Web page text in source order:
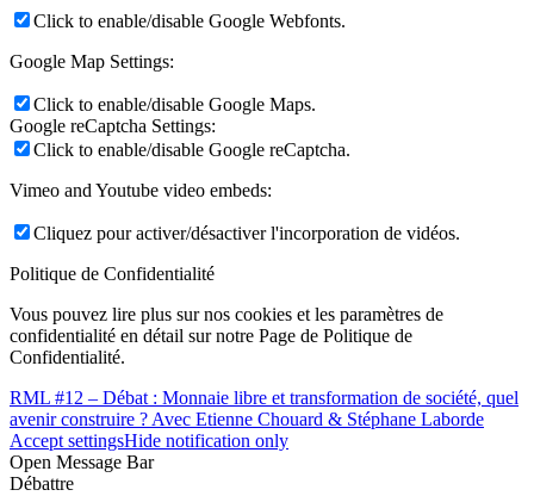
Click to enable/disable Google Webfonts.
Google Map Settings:
Click to enable/disable Google Maps.
Google reCaptcha Settings:
Click to enable/disable Google reCaptcha.
Vimeo and Youtube video embeds:
Cliquez pour activer/désactiver l'incorporation de vidéos.
Politique de Confidentialité
Vous pouvez lire plus sur nos cookies et les paramètres de
confidentialité en détail sur notre Page de Politique de
Confidentialité.
RML #12 – Débat : Monnaie libre et transformation de société, quel
avenir construire ? Avec Etienne Chouard & Stéphane Laborde
Accept settingsHide notification only
Open Message Bar
Débattre